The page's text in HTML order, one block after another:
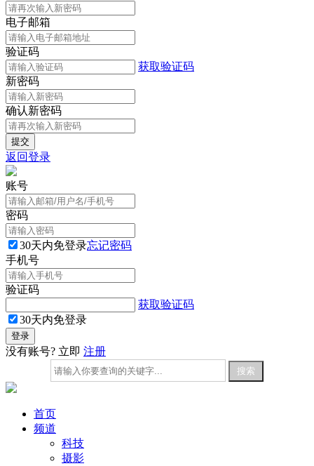
电子邮箱
验证码
获取验证码
新密码
确认新密码
返回登录
账号
密码
30天内免登录忘记密码
手机号
验证码
获取验证码
30天内免登录
没有账号? 立即 注册
首页
频道
科技
摄影